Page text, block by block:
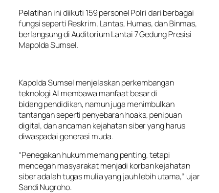
Pelatihan ini diikuti 159 personel Polri dari berbagai
fungsi seperti Reskrim, Lantas, Humas, dan Binmas,
berlangsung di Auditorium Lantai 7 Gedung Presisi
Mapolda Sumsel.
Kapolda Sumsel menjelaskan perkembangan
teknologi AI membawa manfaat besar di
bidang pendidikan, namun juga menimbulkan
tantangan seperti penyebaran hoaks, penipuan
digital, dan ancaman kejahatan siber yang harus
diwaspadai generasi muda.
“Penegakan hukum memang penting, tetapi
mencegah masyarakat menjadi korban kejahatan
siber adalah tugas mulia yang jauh lebih utama,” ujar
Sandi Nugroho.